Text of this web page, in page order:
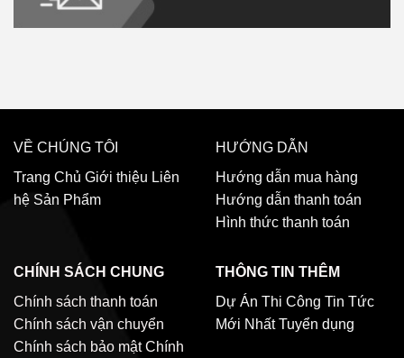
VỀ CHÚNG TÔI
Trang Chủ Giới thiệu Liên
hệ Sản Phẩm
HƯỚNG DẪN
Hướng dẫn mua hàng
Hướng dẫn thanh toán
Hình thức thanh toán
CHÍNH SÁCH CHUNG
Chính sách thanh toán
Chính sách vận chuyển
Chính sách bảo mật Chính
THÔNG TIN THÊM
Dự Án Thi Công Tin Tức
Mới Nhất Tuyển dụng